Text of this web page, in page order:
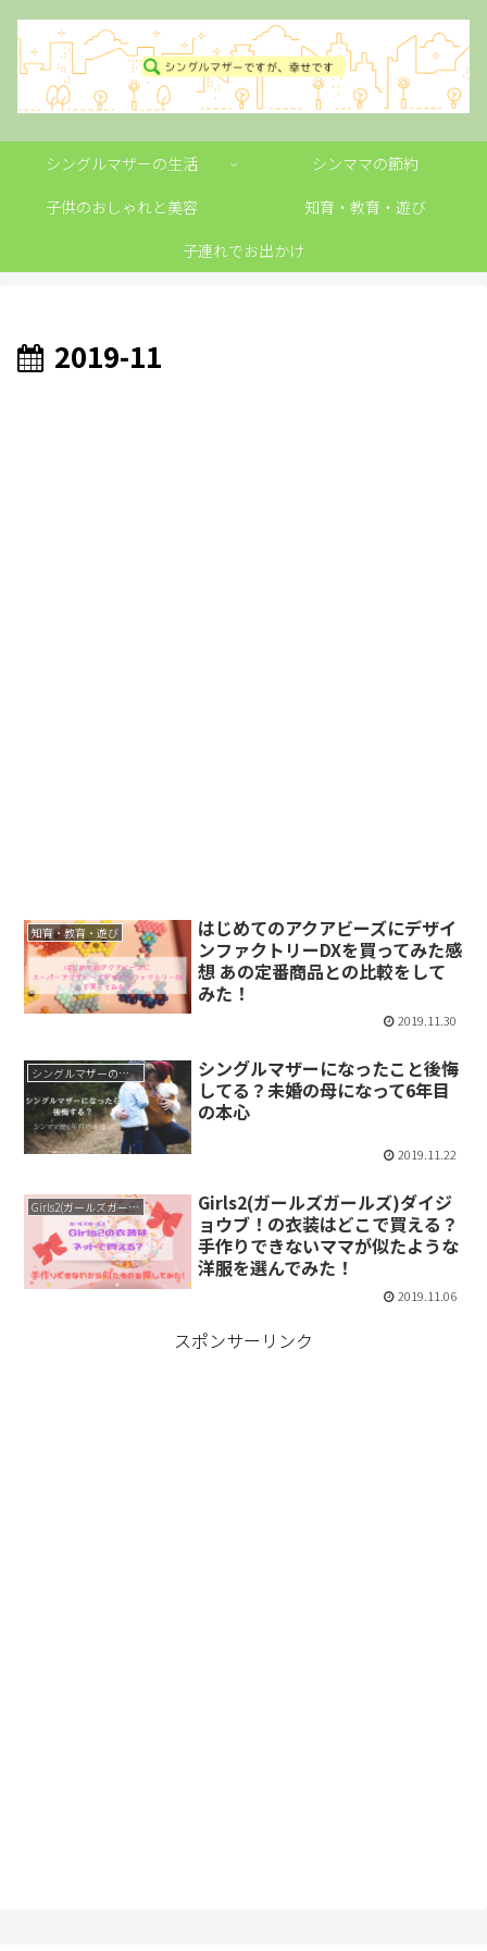
シングルマザーの生活
シンママの節約
子供のおしゃれと美容
知育・教育・遊び
子連れでお出かけ
2019-11
知育・教育・遊び
はじめてのアクアビーズにデザイ
ンファクトリーDXを買ってみた感
想 あの定番商品との比較をして
みた！
2019.11.30
シングルマザーの生活
シングルマザーになったこと後悔
してる？未婚の母になって6年目
の本心
2019.11.22
Girls2(ガールズガールズ）
Girls2(ガールズガールズ)ダイジ
ョウブ！の衣装はどこで買える？
手作りできないママが似たような
洋服を選んでみた！
2019.11.06
スポンサーリンク